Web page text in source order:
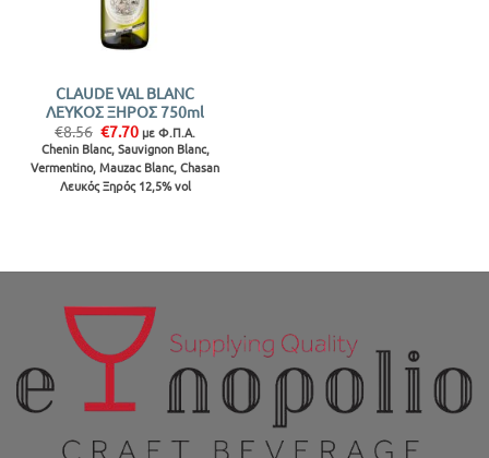
CLAUDE VAL BLANC
ΛΕΥΚΟΣ ΞΗΡΟΣ 750ml
€8.56 Original
price
was:
€8.56.
€7.70Η
τρέχουσα
τιμή
είναι:
€7.70.
με Φ.Π.Α.
Chenin Blanc, Sauvignon Blanc,
Vermentino, Mauzac Blanc, Chasan
Λευκός Ξηρός 12,5% vol